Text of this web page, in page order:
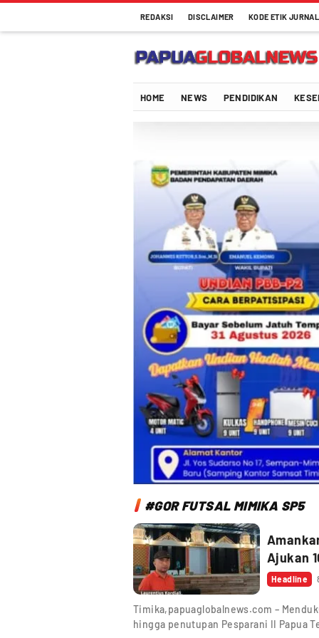
REDAKSI DISCLAIMER KODE ETIK
Papuaglobalnews.com
Menulis Fakta dengan Hati Bening
HOME NEWS PENDIDIKAN
#GOR FUTSAL MIMIKA SP5
Ajukan
Headline
Timika,papuaglobalnews.com –
hingga penutupan Pesparani II Papua